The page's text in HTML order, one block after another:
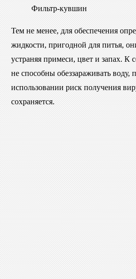
Фильтр-кувшин
Тем не менее, для обеспечения
жидкости, пригодной для питья,
устраняя примеси, цвет и запах.
не способны обеззараживать воду,
использовании риск получения
сохраняется.